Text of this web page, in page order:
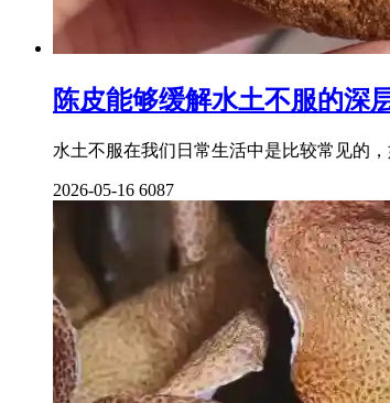
陈皮能够缓解水土不服的深
水土不服在我们日常生活中是比较常见的
2026-05-16 6087